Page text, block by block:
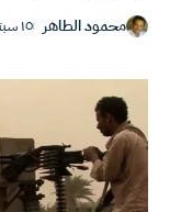
محمود الطاهر ١٥ سبتمبر ,٢٠١٨